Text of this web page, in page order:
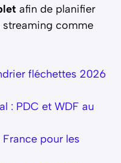
afin de planifier
comme
fléchettes 2026
: PDC et WDF au
pour les